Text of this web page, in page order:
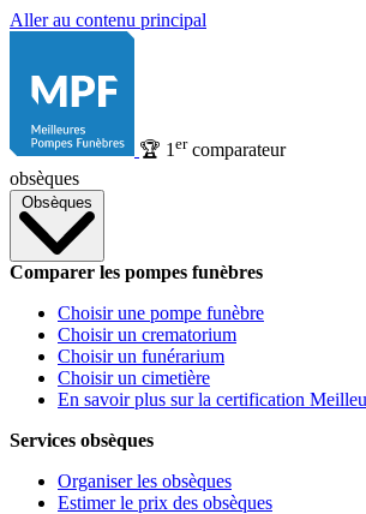
Aller au contenu principal
🏆 1 ercomparateur
obsèques
Obsèques
Comparer les pompes funèbres
Choisir une pompe funèbre
Choisir un crematorium
Choisir un funérarium
Choisir un cimetière
En savoir plus sur la certification
Services obsèques
Organiser les obsèques
Estimer le prix des obsèques